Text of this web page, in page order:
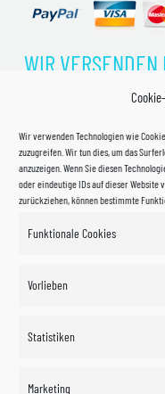
Wir verwenden Technologien wie
zuzugreifen. Wir tun dies, um das
anzuzeigen. Wenn Sie diesen
oder eindeutige IDs auf dieser
zurückziehen, können bestimmte
Funktionale Cookies
Vorlieben
Statistiken
Marketing
WIR VERSENDEN